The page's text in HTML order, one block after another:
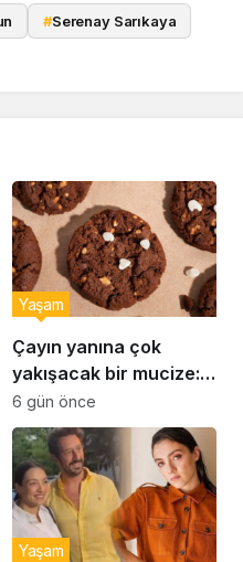
#Serenay Sarıkaya
Çayın yanına çok
yakışacak bir mucize:
Brownie tadında ıslak
kurabiye tarifi…
Yaşam
6 gün önce
Yaşam